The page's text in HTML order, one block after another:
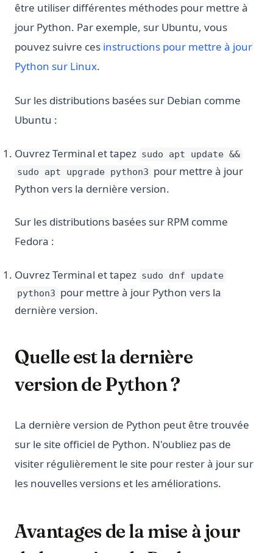
être utiliser différentes méthodes pour mettre à
jour Python. Par exemple, sur Ubuntu, vous
pouvez suivre ces instructions pour mettre à jour
Python sur Linux.
Sur les distributions basées sur Debian comme
Ubuntu :
Ouvrez Terminal et tapez sudo apt update &&
sudo apt upgrade python3 pour mettre à jour
Python vers la dernière version.
Sur les distributions basées sur RPM comme
Fedora :
Ouvrez Terminal et tapez sudo dnf update
python3 pour mettre à jour Python vers la
dernière version.
Quelle est la dernière
version de Python ?
La dernière version de Python peut être trouvée
sur le site officiel de Python. N'oubliez pas de
visiter régulièrement le site pour rester à jour sur
les nouvelles versions et les améliorations.
Avantages de la mise à jour